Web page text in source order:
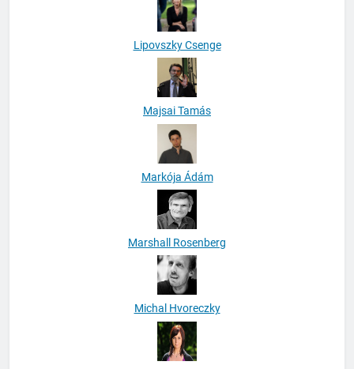
Lipovszky Csenge
Majsai Tamás
Markója Ádám
Marshall Rosenberg
Michal Hvoreczky